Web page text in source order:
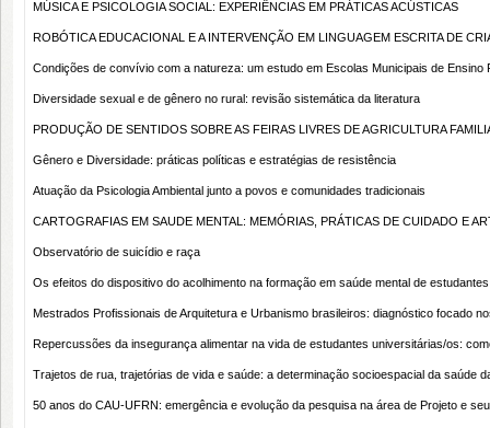
MÚSICA E PSICOLOGIA SOCIAL: EXPERIÊNCIAS EM PRÁTICAS ACÚSTICAS
ROBÓTICA EDUCACIONAL E A INTERVENÇÃO EM LINGUAGEM ESCRITA DE
Condições de convívio com a natureza: um estudo em Escolas Municipais de Ensino
Diversidade sexual e de gênero no rural: revisão sistemática da literatura
PRODUÇÃO DE SENTIDOS SOBRE AS FEIRAS LIVRES DE AGRICULTURA
Gênero e Diversidade: práticas políticas e estratégias de resistência
Atuação da Psicologia Ambiental junto a povos e comunidades tradicionais
CARTOGRAFIAS EM SAUDE MENTAL: MEMÓRIAS, PRÁTICAS DE CUIDADO E
Observatório de suicídio e raça
Os efeitos do dispositivo do acolhimento na formação em saúde mental de
Mestrados Profissionais de Arquitetura e Urbanismo brasileiros: diagnóstico focado
Repercussões da insegurança alimentar na vida de estudantes universitárias/os:
Trajetos de rua, trajetórias de vida e saúde: a determinação socioespacial da saúde
50 anos do CAU-UFRN: emergência e evolução da pesquisa na área de Projeto e